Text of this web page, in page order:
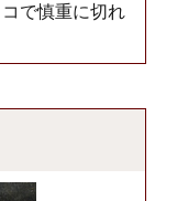
で慎重に切れ